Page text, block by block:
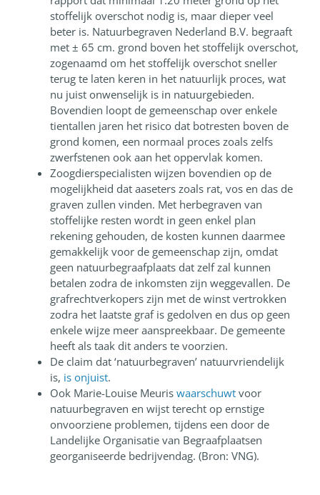
stoffelijk overschot nodig is, maar dieper veel
beter is. Natuurbegraven Nederland B.V. begraaft
met ± 65 cm. grond boven het stoffelijk overschot,
zogenaamd om het stoffelijk overschot sneller
terug te laten keren in het natuurlijk proces, wat
nu juist onwenselijk is in natuurgebieden.
Bovendien loopt de gemeenschap over enkele
tientallen jaren het risico dat botresten boven de
grond komen, een normaal proces zoals zelfs
zwerfstenen ook aan het oppervlak komen.
Zoogdierspecialisten wijzen bovendien op de
mogelijkheid dat aaseters zoals rat, vos en das de
graven zullen vinden. Met herbegraven van
stoffelijke resten wordt in geen enkel plan
rekening gehouden, de kosten kunnen daarmee
gemakkelijk voor de gemeenschap zijn, omdat
geen natuurbegraafplaats dat zelf zal kunnen
betalen zodra de inkomsten zijn weggevallen. De
grafrechtverkopers zijn met de winst vertrokken
zodra het laatste graf is gedolven en dus op geen
enkele wijze meer aanspreekbaar. De gemeente
heeft als taak dit anders te voorzien.
De claim dat ‘natuurbegraven’ natuurvriendelijk
is, is onjuist.
Ook Marie-Louise Meuris waarschuwt voor
natuurbegraven en wijst terecht op ernstige
onvoorziene problemen, tijdens een door de
Landelijke Organisatie van Begraafplaatsen
georganiseerde bedrijvendag. (Bron: VNG).